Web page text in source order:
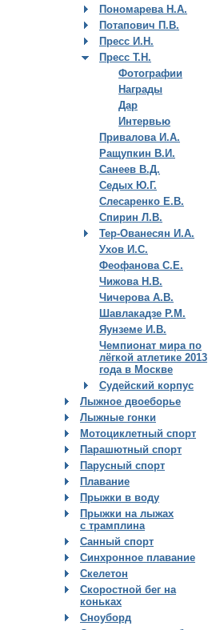
Пономарева Н.А.
Потапович П.В.
Пресс И.Н.
Пресс Т.Н.
Фотографии
Награды
Дар
Интервью
Привалова И.А.
Ращупкин В.И.
Санеев В.Д.
Седых Ю.Г.
Слесаренко Е.В.
Спирин Л.В.
Тер-Ованесян И.А.
Ухов И.С.
Феофанова С.Е.
Чижова Н.В.
Чичерова А.В.
Шавлакадзе Р.М.
Яунземе И.В.
Чемпионат мира по
лёгкой атлетике 2013
года в Москве
Судейский корпус
Лыжное двоеборье
Лыжные гонки
Мотоциклетный спорт
Парашютный спорт
Парусный спорт
Плавание
Прыжки в воду
Прыжки на лыжах
с трамплина
Санный спорт
Синхронное плавание
Скелетон
Скоростной бег на
коньках
Сноуборд